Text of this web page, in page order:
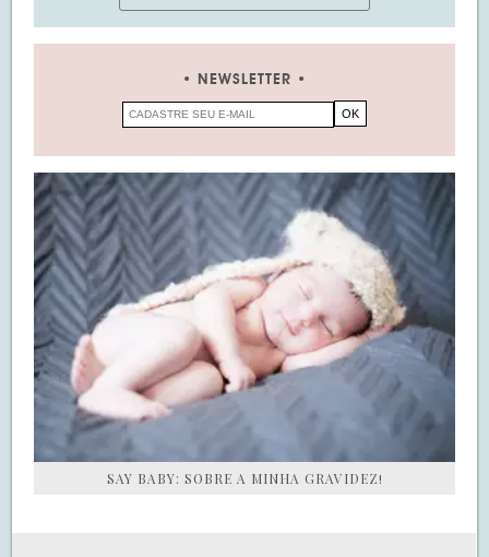
NEWSLETTER
SAY BABY: SOBRE A MINHA GRAVIDEZ!